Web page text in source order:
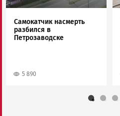
Самокатчик насмерть
разбился в
Петрозаводске
5 890